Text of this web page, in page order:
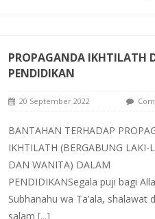
PROPAGANDA IKHTILATH
PENDIDIKAN
20 September 2022
BANTAHAN TERHADAP
IKHTILATH (BERGABUNG LAKI-
DAN WANITA) DALAM
PENDIDIKANSegala puji bagi
Subhanahu wa Ta’ala, shalawat
salam [...]